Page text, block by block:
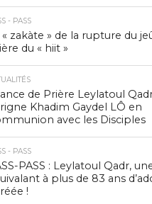
- PASS
« zakàte » de la rupture du
du « hiit »
de Prière Leylatoul
Khadim Gaydel LÔ en
avec les Disciples
- PASS
PASS : Leylatoul Qadr,
à plus de 83 ans
!